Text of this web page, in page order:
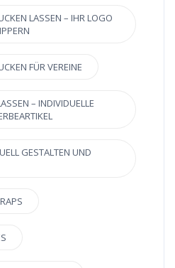
LASSEN – IHR LOGO
FÜR VEREINE
– INDIVIDUELLE
GESTALTEN UND